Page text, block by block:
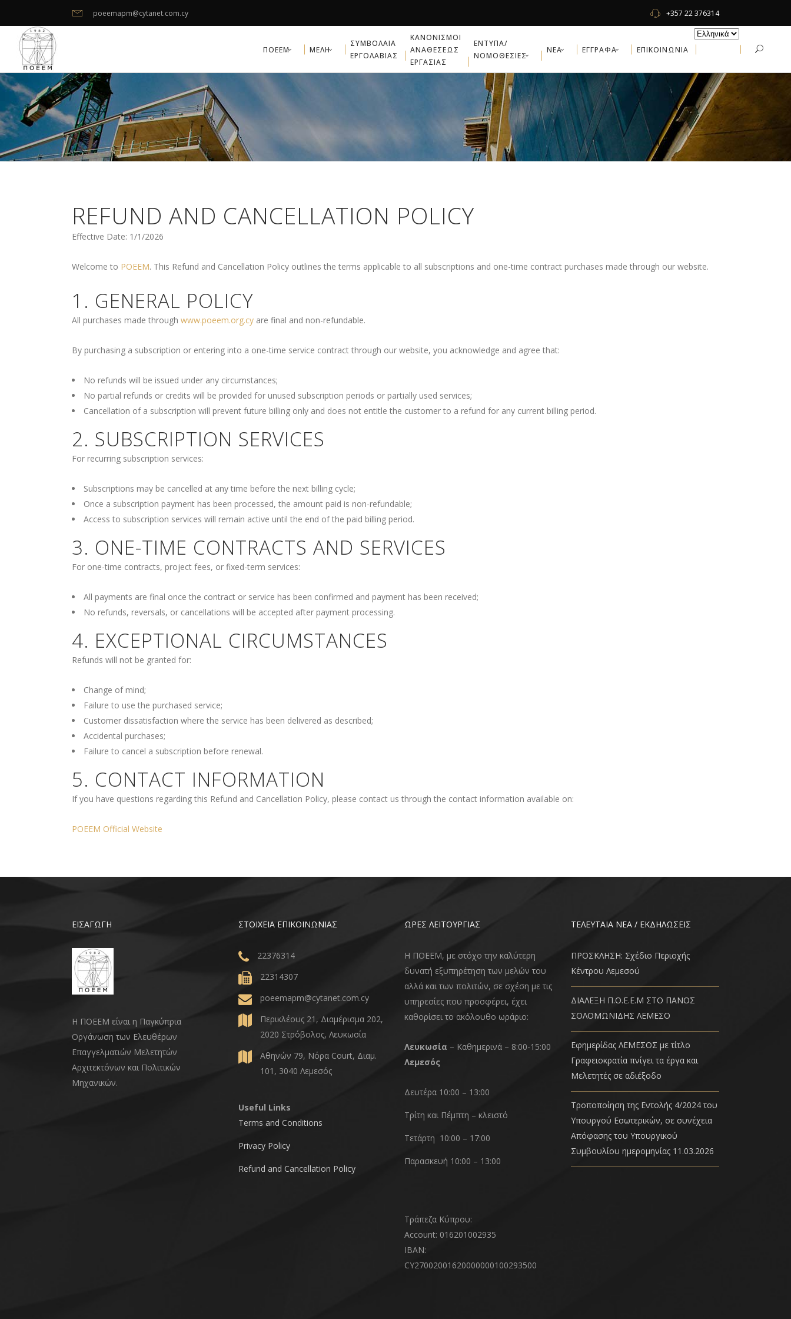
poeemapm@cytanet.com.cy +357 22 376314
ΠΟΕΕΜ ΜΕΛΗ
ΣΥΜΒΟΛΑΙΑ
ΕΡΓΟΛΑΒΙΑΣ
ΚΑΝΟΝΙΣΜΟΙ
ΑΝΑΘΕΣΕΩΣ
ΕΡΓΑΣΙΑΣ
ΕΝΤΥΠΑ/
ΝΟΜΟΘΕΣΙΕΣ
ΝΕΑ ΕΓΓΡΑΦΑ ΕΠΙΚΟΙΝΩΝΙΑ
REFUND AND CANCELLATION POLICY
Effective Date: 1/1/2026
Welcome to POEEM. This Refund and Cancellation Policy outlines the terms applicable to all subscriptions and one-time contract purchases made through our website.
1. GENERAL POLICY
All purchases made through www.poeem.org.cy are final and non-refundable.
By purchasing a subscription or entering into a one-time service contract through our website, you acknowledge and agree that:
No refunds will be issued under any circumstances;
No partial refunds or credits will be provided for unused subscription periods or partially used services;
Cancellation of a subscription will prevent future billing only and does not entitle the customer to a refund for any current billing period.
2. SUBSCRIPTION SERVICES
For recurring subscription services:
Subscriptions may be cancelled at any time before the next billing cycle;
Once a subscription payment has been processed, the amount paid is non-refundable;
Access to subscription services will remain active until the end of the paid billing period.
3. ONE-TIME CONTRACTS AND SERVICES
For one-time contracts, project fees, or fixed-term services:
All payments are final once the contract or service has been confirmed and payment has been received;
No refunds, reversals, or cancellations will be accepted after payment processing.
4. EXCEPTIONAL CIRCUMSTANCES
Refunds will not be granted for:
Change of mind;
Failure to use the purchased service;
Customer dissatisfaction where the service has been delivered as described;
Accidental purchases;
Failure to cancel a subscription before renewal.
5. CONTACT INFORMATION
If you have questions regarding this Refund and Cancellation Policy, please contact us through the contact information available on:
POEEM Official Website
ΕΙΣΑΓΩΓΗ
Η ΠΟΕΕΜ είναι η Παγκύπρια
Οργάνωση των Ελευθέρων
Επαγγελματιών Μελετητών
Αρχιτεκτόνων και Πολιτικών
Μηχανικών.
ΣΤΟΙΧΕΙΑ ΕΠΙΚΟΙΝΩΝΙΑΣ
22376314
22314307
poeemapm@cytanet.com.cy
Περικλέους 21, Διαμέρισμα 202,
2020 Στρόβολος, Λευκωσία
Αθηνών 79, Νόρα Court, Διαμ.
101, 3040 Λεμεσός
Useful Links
Terms and Conditions
Privacy Policy
Refund and Cancellation Policy
ΩΡΕΣ ΛΕΙΤΟΥΡΓΙΑΣ
Η ΠΟΕΕΜ, με στόχο την καλύτερη
δυνατή εξυπηρέτηση των μελών του
αλλά και των πολιτών, σε σχέση με τις
υπηρεσίες που προσφέρει, έχει
καθορίσει το ακόλουθο ωράριο:
Λευκωσία – Καθημερινά – 8:00-15:00
Λεμεσός
Δευτέρα 10:00 – 13:00
Τρίτη και Πέμπτη – κλειστό
Τετάρτη 10:00 – 17:00
Παρασκευή 10:00 – 13:00
Τράπεζα Κύπρου:
Account: 016201002935
IBAN:
CY27002001620000000100293500
ΤΕΛΕΥΤΑΙΑ ΝΕΑ / ΕΚΔΗΛΩΣΕΙΣ
ΠΡΟΣΚΛΗΣΗ: Σχέδιο Περιοχής
Κέντρου Λεμεσού
ΔΙΑΛΕΞΗ Π.Ο.Ε.Ε.Μ ΣΤΟ ΠΑΝΟΣ
ΣΟΛΟΜΩΝΙΔΗΣ ΛΕΜΕΣΟ
Εφημερίδας ΛΕΜΕΣΟΣ με τίτλο
Γραφειοκρατία πνίγει τα έργα και
Μελετητές σε αδιέξοδο
Τροποποίηση της Εντολής 4/2024 του
Υπουργού Εσωτερικών, σε συνέχεια
Απόφασης του Υπουργικού
Συμβουλίου ημερομηνίας 11.03.2026